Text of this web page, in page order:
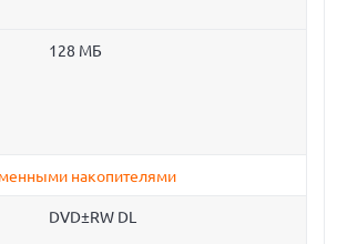
128 МБ
накопителями
DVD±RW DL